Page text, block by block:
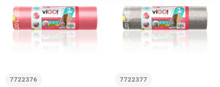
7722376 7722377